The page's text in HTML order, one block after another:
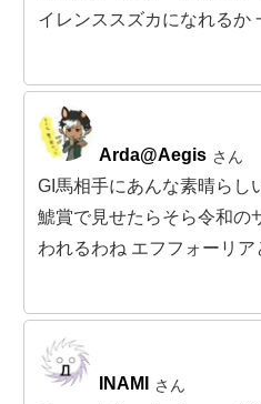
イレンススズカになれるか
Arda@Aegis さん
GI馬相手にあんな素晴らし
鯱賞で見せたらそら令和の
われるわね エフフォーリ
INAMI さん